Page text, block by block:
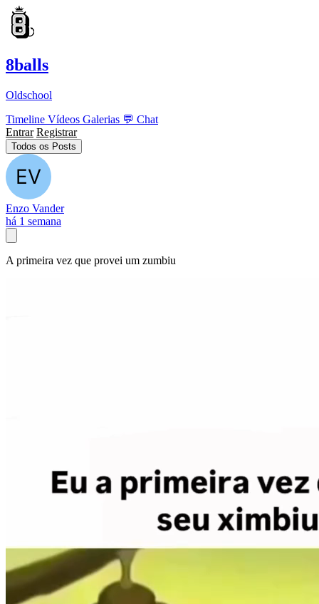
8balls
Oldschool
Timeline Vídeos Galerias 💬 Chat
Entrar Registrar
Todos os Posts
Enzo Vander
há 1 semana
A primeira vez que provei um zumbiu